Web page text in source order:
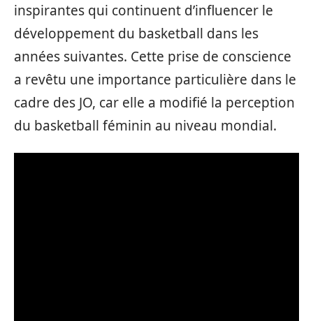
inspirantes qui continuent d’influencer le
développement du basketball dans les
années suivantes. Cette prise de conscience
a revêtu une importance particulière dans le
cadre des JO, car elle a modifié la perception
du basketball féminin au niveau mondial.